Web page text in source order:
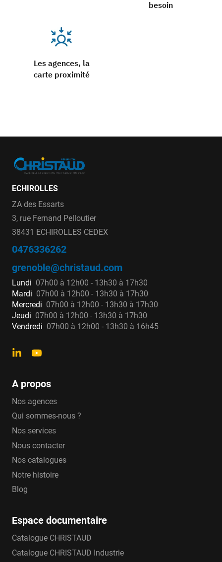
besoin
Les agences, la
carte proximité
ECHIROLLES
ZA des Essarts
3, rue Fernand Pelloutier
38431 ECHIROLLES CEDEX
0476336262
grenoble@christaud.com
Lundi 07h00 à 12h00 - 13h30 à 17h30
Mardi 07h00 à 12h00 - 13h30 à 17h30
Mercredi 07h00 à 12h00 - 13h30 à 17h30
Jeudi 07h00 à 12h00 - 13h30 à 17h30
Vendredi 07h00 à 12h00 - 13h30 à 16h45
A propos
Nos agences
Qui sommes-nous ?
Nos services
Nous contacter
Nos catalogues
Notre histoire
Blog
Espace documentaire
Catalogue CHRISTAUD
Catalogue CHRISTAUD Industrie